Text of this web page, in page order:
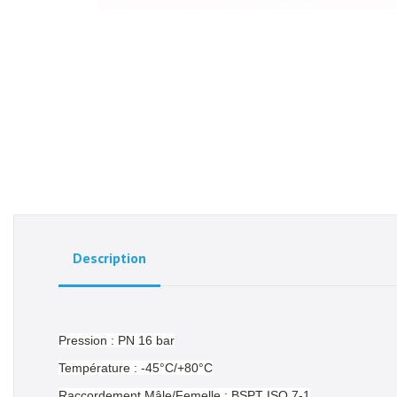
Description
Pression : PN 16 bar
Température : -45°C/+80°C